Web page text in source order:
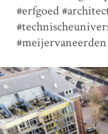
#erfgoed
#meijervaneerden